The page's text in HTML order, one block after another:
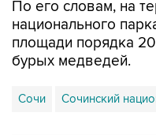
площади порядка
бурых медведей.
Сочи Сочинский